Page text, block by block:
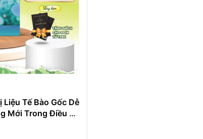
Liệu Tế Bào Gốc Dễ
Mới Trong Điều Trị